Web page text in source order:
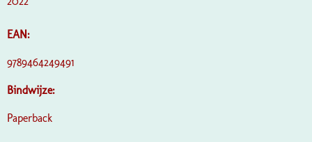
EAN:
9789464249491
Bindwijze:
Paperback